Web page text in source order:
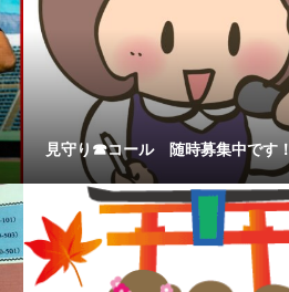
見守り☎︎コール 随時募集中です！